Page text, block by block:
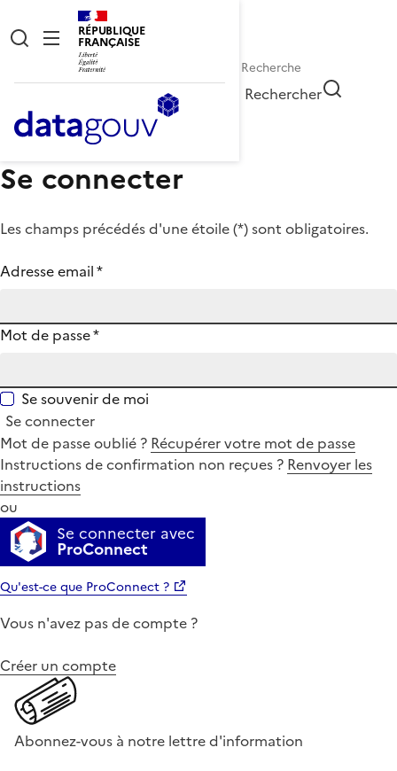
RÉPUBLIQUE
FRANÇAISE
Rechercher
Se connecter
Les champs précédés d'une étoile (*) sont obligatoires.
Adresse email*
Mot de passe*
Se souvenir de moi
Se connecter
Mot de passe oublié ? Récupérer votre mot de passe
Instructions de confirmation non reçues ? Renvoyer les
instructions
ou
Se connecter avec
ProConnect
Qu'est-ce que ProConnect ?
Vous n'avez pas de compte ?
Créer un compte
Abonnez-vous à notre lettre d'information